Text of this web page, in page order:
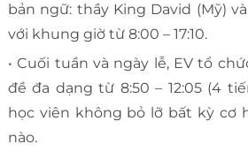
bản ngữ: thầy King David (Mỹ)
với khung giờ từ 8:00 – 17:10.
• Cuối tuần và ngày lễ, EV tổ
đề đa dạng từ 8:50 – 12:05 (4
học viên không bỏ lỡ bất kỳ cơ
nào.